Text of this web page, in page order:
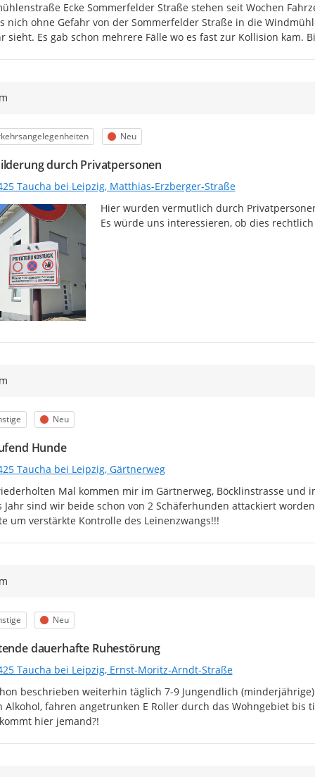
Ecke Sommerfelder Straße stehen seit Wochen
nich ohne Gefahr von der Sommerfelder Straße in die
sieht. Es gab schon mehrere Fälle wo es fast zur Kollision kam.
Status
Neu
durch Privatpersonen
Taucha bei Leipzig, Matthias-Erzberger-Straße
Hier wurden vermutlich durch
Es würde uns interessieren, ob dies
Status
Neu
Hunde
Taucha bei Leipzig, Gärtnerweg
Mal kommen mir im Gärtnerweg, Böcklinstrasse und
Jahr sind wir beide schon von 2 Schäferhunden attackiert
um verstärkte Kontrolle des Leinenzwangs!!!
Status
Neu
dauerhafte Ruhestörung
Taucha bei Leipzig, Ernst-Moritz-Arndt-Straße
beschrieben weiterhin täglich 7-9 Jungendlich
Alkohol, fahren angetrunken E Roller durch das Wohngebiet bis
hier jemand?!